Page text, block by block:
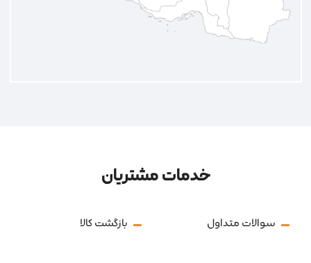
خدمات مشتریان
سوالات متداول بازگشت کالا